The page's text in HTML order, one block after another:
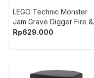
LEGO Technic Monster
Jam Grave Digger Fire &
Ice Pull Back Set 263 pcs
Rp629.000